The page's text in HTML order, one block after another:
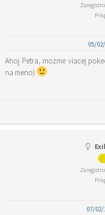
05/
Ahoj Petra, mozme viacej
na meno)
07/02/